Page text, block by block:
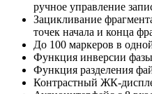
ручное управление
Зацикливание
точек начала и конца
До 100 маркеров в
Функция инверсии фазы
Функция разделения
Контрастный ЖК-